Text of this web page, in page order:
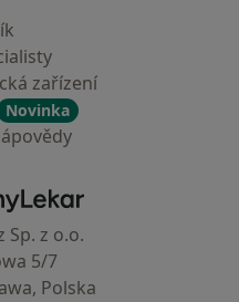
zařízení
Novinka
- Hlavní stránka
Sp. z o.o.
5/7
Polska